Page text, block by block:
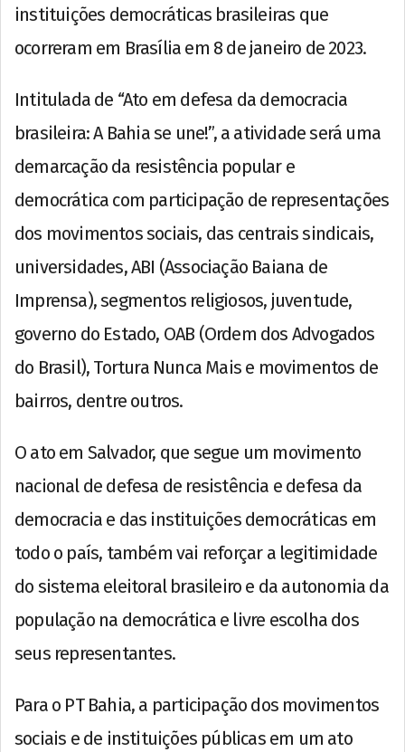
instituições democráticas brasileiras que
ocorreram em Brasília em 8 de janeiro de 2023.
Intitulada de “Ato em defesa da democracia
brasileira: A Bahia se une!”, a atividade será uma
demarcação da resistência popular e
democrática com participação de representações
dos movimentos sociais, das centrais sindicais,
universidades, ABI (Associação Baiana de
Imprensa), segmentos religiosos, juventude,
governo do Estado, OAB (Ordem dos Advogados
do Brasil), Tortura Nunca Mais e movimentos de
bairros, dentre outros.
O ato em Salvador, que segue um movimento
nacional de defesa de resistência e defesa da
democracia e das instituições democráticas em
todo o país, também vai reforçar a legitimidade
do sistema eleitoral brasileiro e da autonomia da
população na democrática e livre escolha dos
seus representantes.
Para o PT Bahia, a participação dos movimentos
sociais e de instituições públicas em um ato